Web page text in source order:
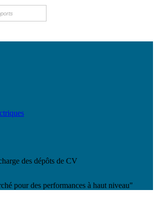
des dépôts de CV
pour des performances à haut niveau"